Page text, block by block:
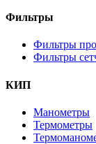
Фильтры
Фильтры
Фильтры
КИП
Манометры
Термометры